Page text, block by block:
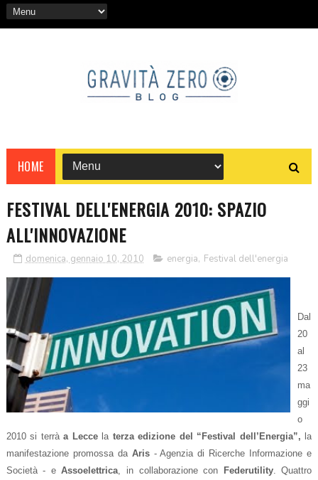
HOME
FESTIVAL DELL'ENERGIA 2010: SPAZIO
ALL'INNOVAZIONE
domenica, gennaio 10, 2010 energia, Festival dell'energia
Dal
20
al
23
ma
ggi
o
2010 si terràa Leccela terza edizione del “Festival dell’Energia”, la
manifestazione promossa da Aris- Agenzia di Ricerche Informazione e
Società - eAssoelettrica , in collaborazione con Federutility. Quattro